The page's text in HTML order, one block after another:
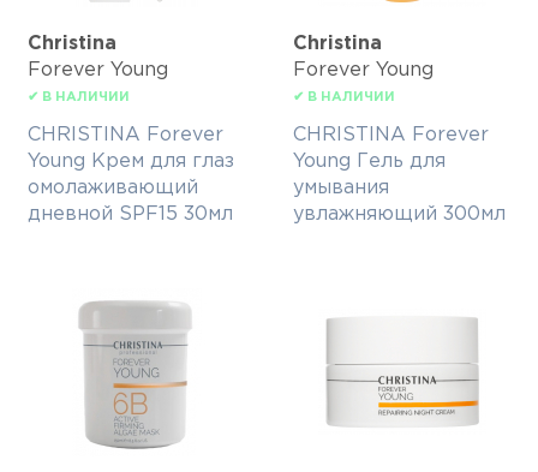
Christina
Forever Young
✔ В НАЛИЧИИ
CHRISTINA Forever
Young Крем для глаз
омолаживающий
дневной SPF15 30мл
Christina
Forever Young
✔ В НАЛИЧИИ
CHRISTINA Forever
Young Гель для
умывания
увлажняющий 300мл